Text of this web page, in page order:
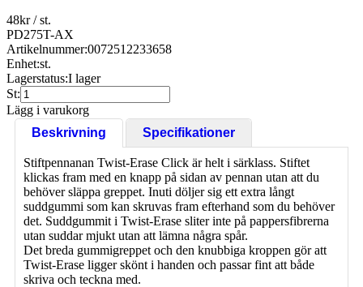
48kr/ st.
PD275T-AX
Artikelnummer:0072512233658
Enhet:st.
Lagerstatus:I lager
St:
Lägg i varukorg
Beskrivning
Specifikationer
Stiftpennanan Twist-Erase Click är helt i särklass. Stiftet
klickas fram med en knapp på sidan av pennan utan att du
behöver släppa greppet. Inuti döljer sig ett extra långt
suddgummi som kan skruvas fram efterhand som du behöver
det. Suddgummit i Twist-Erase sliter inte på pappersfibrerna
utan suddar mjukt utan att lämna några spår.
Det breda gummigreppet och den knubbiga kroppen gör att
Twist-Erase ligger skönt i handen och passar fint att både
skriva och teckna med.